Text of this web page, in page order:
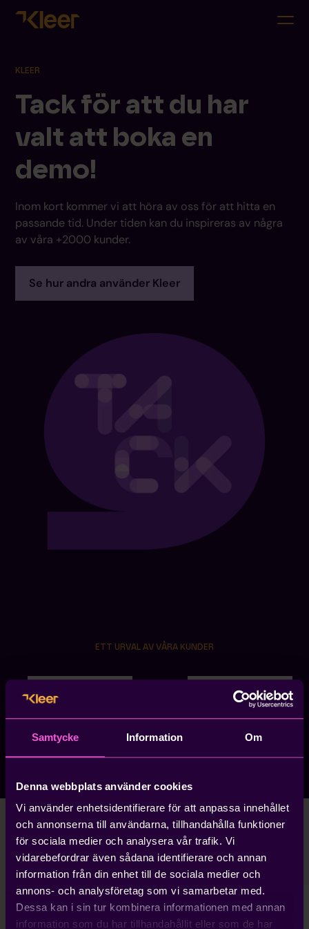
Samtycke Information Om
Denna webbplats använder cookies
Vi använder enhetsidentifierare för att anpassa innehållet
och annonserna till användarna, tillhandahålla funktioner
för sociala medier och analysera vår trafik. Vi
vidarebefordrar även sådana identifierare och annan
information från din enhet till de sociala medier och
annons- och analysföretag som vi samarbetar med.
Dessa kan i sin tur kombinera informationen med annan
information som du har tillhandahållit eller som de har
KLEER
Tack för att du har
valt att boka en
demo!
Inom kort kommer vi att höra av oss för att hitta en
passande tid. Under tiden kan du inspireras av några
av våra +2000 kunder.
Se hur andra använder Kleer
ETT URVAL AV VÅRA KUNDER
Se vad våra kunder säger